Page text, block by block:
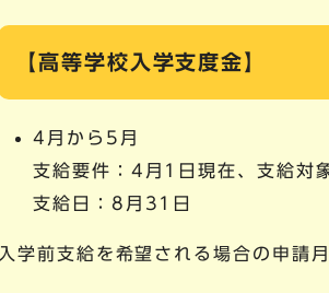
【高等学校入学支度金】
4月から5月
支給要件：4月1日現在、支給対
支給日：8月31日
入学前支給を希望される場合の申請